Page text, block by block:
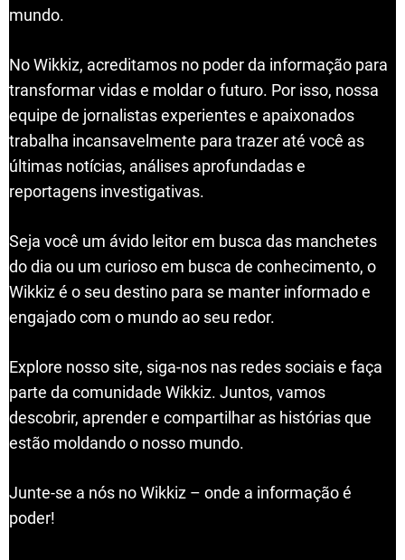
mundo.
No Wikkiz, acreditamos no poder da informação para
transformar vidas e moldar o futuro. Por isso, nossa
equipe de jornalistas experientes e apaixonados
trabalha incansavelmente para trazer até você as
últimas notícias, análises aprofundadas e
reportagens investigativas.
Seja você um ávido leitor em busca das manchetes
do dia ou um curioso em busca de conhecimento, o
Wikkiz é o seu destino para se manter informado e
engajado com o mundo ao seu redor.
Explore nosso site, siga-nos nas redes sociais e faça
parte da comunidade Wikkiz. Juntos, vamos
descobrir, aprender e compartilhar as histórias que
estão moldando o nosso mundo.
Junte-se a nós no Wikkiz – onde a informação é
poder!